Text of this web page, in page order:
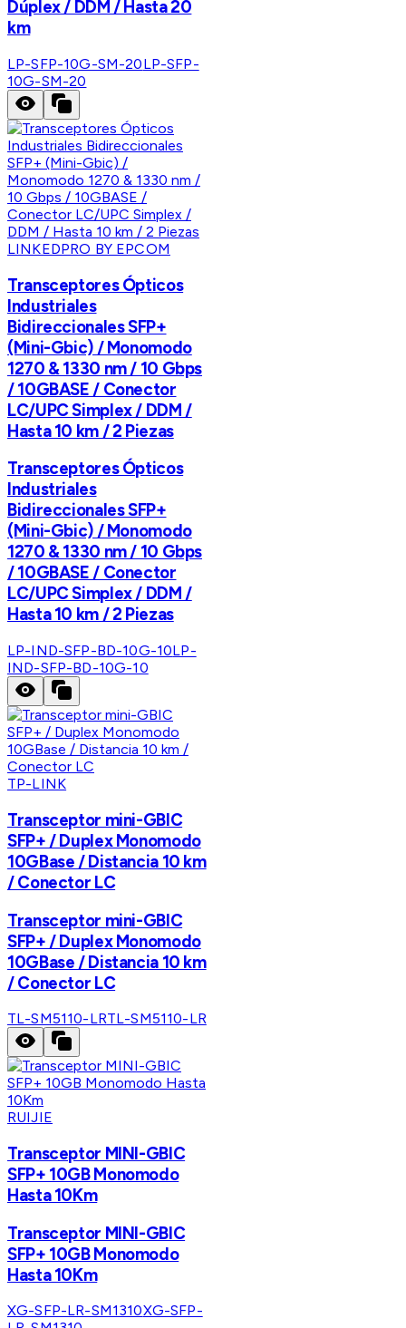
Dúplex / DDM / Hasta 20
km
LP-SFP-10G-SM-20LP-SFP-
10G-SM-20
LINKEDPRO BY EPCOM
Transceptores Ópticos
Industriales
Bidireccionales SFP+
(Mini-Gbic) / Monomodo
1270 & 1330 nm / 10 Gbps
/ 10GBASE / Conector
LC/UPC Simplex / DDM /
Hasta 10 km / 2 Piezas
Transceptores Ópticos
Industriales
Bidireccionales SFP+
(Mini-Gbic) / Monomodo
1270 & 1330 nm / 10 Gbps
/ 10GBASE / Conector
LC/UPC Simplex / DDM /
Hasta 10 km / 2 Piezas
LP-IND-SFP-BD-10G-10LP-
IND-SFP-BD-10G-10
TP-LINK
Transceptor mini-GBIC
SFP+ / Duplex Monomodo
10GBase / Distancia 10 km
/ Conector LC
Transceptor mini-GBIC
SFP+ / Duplex Monomodo
10GBase / Distancia 10 km
/ Conector LC
TL-SM5110-LRTL-SM5110-LR
RUIJIE
Transceptor MINI-GBIC
SFP+ 10GB Monomodo
Hasta 10Km
Transceptor MINI-GBIC
SFP+ 10GB Monomodo
Hasta 10Km
XG-SFP-LR-SM1310XG-SFP-